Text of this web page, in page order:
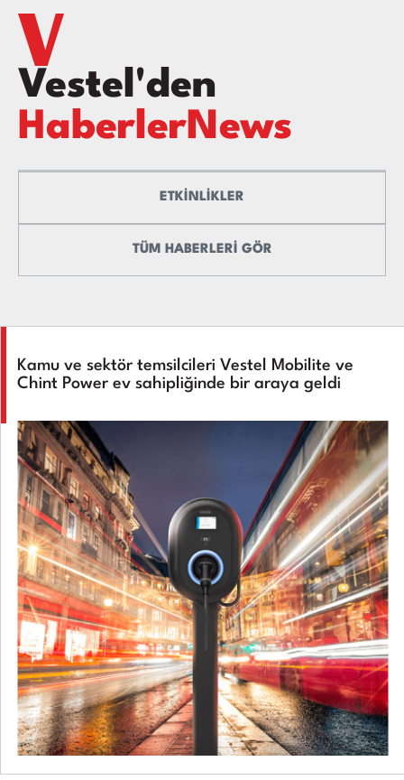
Vestel'den
HaberlerNews
ETKİNLİKLER
TÜM HABERLERİ GÖR
Kamu ve sektör temsilcileri Vestel Mobilite ve
Chint Power ev sahipliğinde bir araya geldi